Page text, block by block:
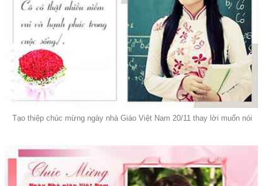
Tạo thiệp chúc mừng ngày nhà Giáo Việt Nam 20/11 thay lời muốn nói